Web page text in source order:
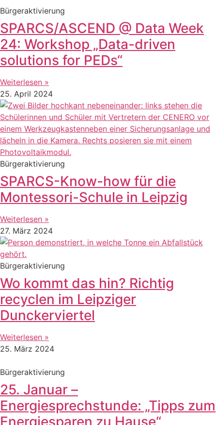
Bürgeraktivierung
SPARCS/ASCEND @ Data Week
24: Workshop „Data-driven
solutions for PEDs“
Weiterlesen »
25. April 2024
Bürgeraktivierung
SPARCS-Know-how für die
Montessori-Schule in Leipzig
Weiterlesen »
27. März 2024
Bürgeraktivierung
Wo kommt das hin? Richtig
recyclen im Leipziger
Dunckerviertel
Weiterlesen »
25. März 2024
Bürgeraktivierung
25. Januar –
Energiesprechstunde: „Tipps zum
Energiesparen zu Hause“